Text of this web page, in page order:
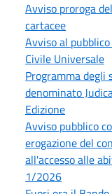
Avviso proroga
cartacee
Avviso al
Civile Universale
Programma degli
denominato
Edizione
Avviso pubblico
erogazione del
all'accesso alle
1/2026